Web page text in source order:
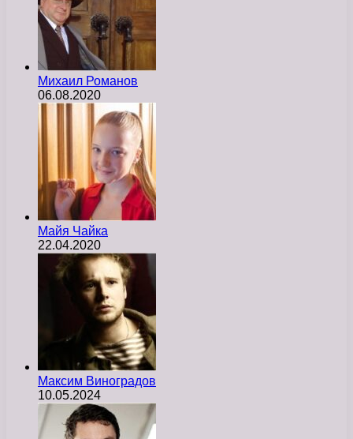
Михаил Романов
06.08.2020
Майя Чайка
22.04.2020
Максим Виноградов
10.05.2024